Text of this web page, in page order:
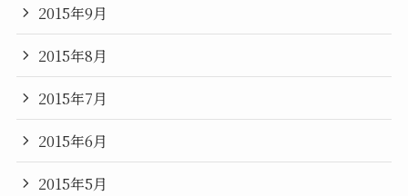
2015年9月
2015年8月
2015年7月
2015年6月
2015年5月